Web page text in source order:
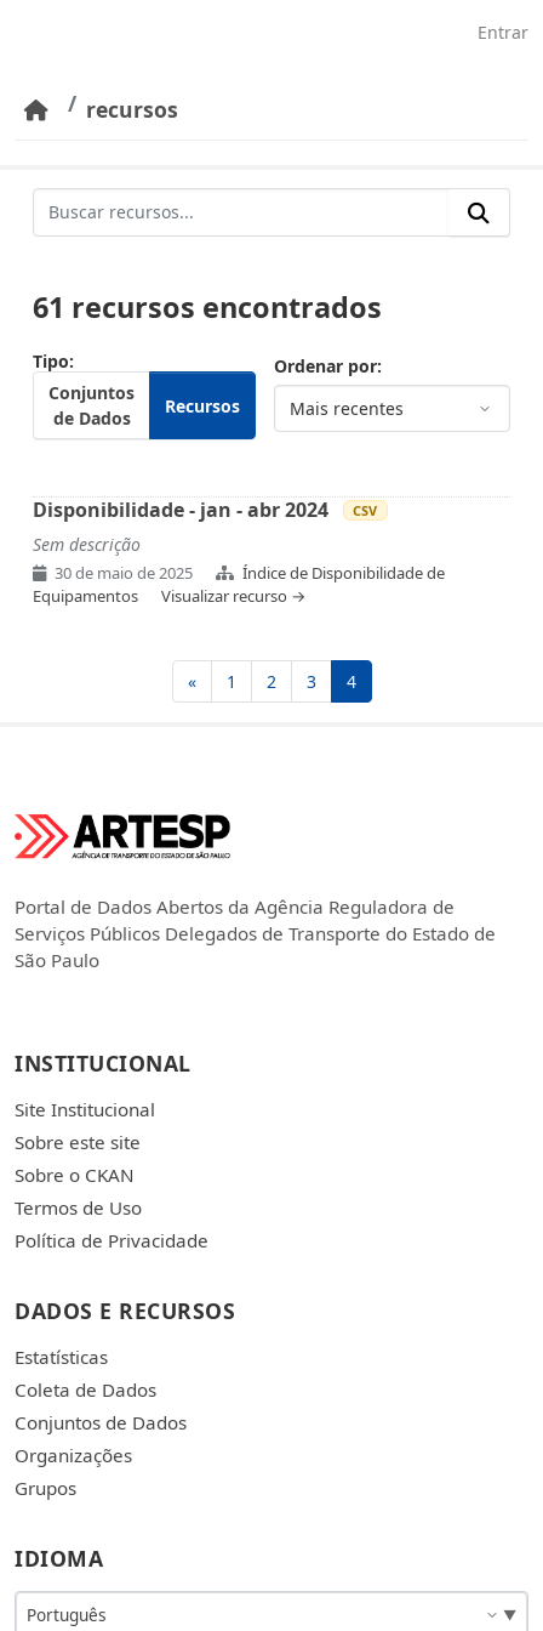
Entrar
recursos
61 recursos encontrados
Tipo
Conjuntos
de Dados
Recursos
Ordenar por
Disponibilidade - jan - abr 2024 CSV
Sem descrição
30 de maio de 2025
Índice de Disponibilidade de
Equipamentos
Visualizar recurso →
« 1 2 3 4
Portal de Dados Abertos da Agência Reguladora de
Serviços Públicos Delegados de Transporte do Estado de
São Paulo
INSTITUCIONAL
Site Institucional
Sobre este site
Sobre o CKAN
Termos de Uso
Política de Privacidade
DADOS E RECURSOS
Estatísticas
Coleta de Dados
Conjuntos de Dados
Organizações
Grupos
IDIOMA